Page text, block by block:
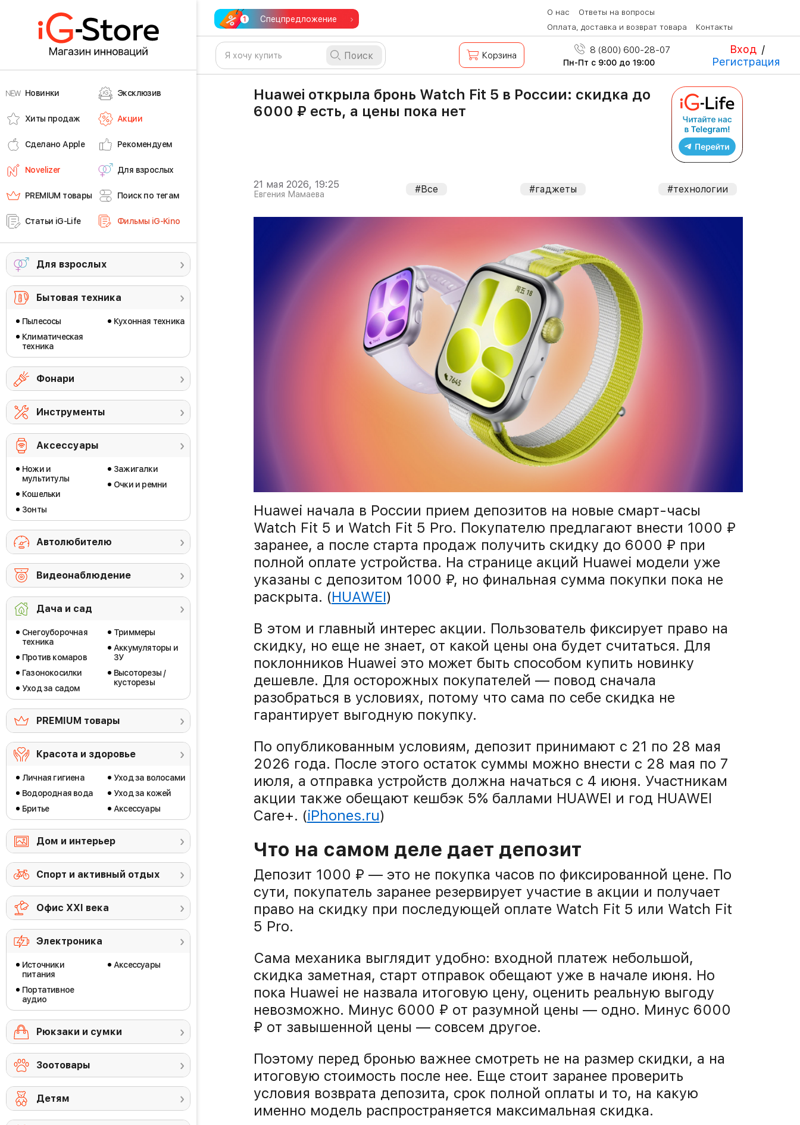
Новинки Эксклюзив
Хиты продаж Акции
Сделано Apple Рекомендуем
Novelizer Для взрослых
PREMIUM товары Поиск по тегам
Статьи iG-Life Фильмы iG-Kino
Для взрослых
Бытовая техника
Пылесосы
Климатическая
техника
Кухонная техника
Фонари
Инструменты
Аксессуары
Ножи и
мультитулы
Кошельки
Зонты
Зажигалки
Очки и ремни
Автолюбителю
Видеонаблюдение
Дача и сад
Снегоуборочная
техника
Против комаров
Газонокосилки
Уход за садом
Триммеры
Аккумуляторы и
ЗУ
Высоторезы /
кусторезы
PREMIUM товары
Красота и здоровье
Личная гигиена
Водородная вода
Бритье
Уход за волосами
Уход за кожей
Аксессуары
Дом и интерьер
Спорт и активный отдых
Офис ХХI века
Электроника
Источники
питания
Портативное
аудио
Аксессуары
Рюкзаки и сумки
Зоотовары
Детям
Спецпредложение
О нас
Ответы на вопросы
Оплата, доставка и возврат товара
Контакты
Поиск Корзина 8 (800) 600-28-07
Пн-Пт с 9:00 до 19:00
Вход /
Регистрация
Huawei открыла бронь Watch Fit 5 в России: скидка до
6000 ₽ есть, а цены пока нет
21 мая 2026, 19:25
Евгения Мамаева #Все #гаджеты #технологии
Huawei начала в России прием депозитов на новые смарт-часы
Watch Fit 5 и Watch Fit 5 Pro. Покупателю предлагают внести 1000 ₽
заранее, а после старта продаж получить скидку до 6000 ₽ при
полной оплате устройства. На странице акций Huawei модели уже
указаны с депозитом 1000 ₽, но финальная сумма покупки пока не
раскрыта. (HUAWEI)
В этом и главный интерес акции. Пользователь фиксирует право на
скидку, но еще не знает, от какой цены она будет считаться. Для
поклонников Huawei это может быть способом купить новинку
дешевле. Для осторожных покупателей — повод сначала
разобраться в условиях, потому что сама по себе скидка не
гарантирует выгодную покупку.
По опубликованным условиям, депозит принимают с 21 по 28 мая
2026 года. После этого остаток суммы можно внести с 28 мая по 7
июля, а отправка устройств должна начаться с 4 июня. Участникам
акции также обещают кешбэк 5% баллами HUAWEI и год HUAWEI
Care+. (iPhones.ru)
Что на самом деле дает депозит
Депозит 1000 ₽ — это не покупка часов по фиксированной цене. По
сути, покупатель заранее резервирует участие в акции и получает
право на скидку при последующей оплате Watch Fit 5 или Watch Fit
5 Pro.
Сама механика выглядит удобно: входной платеж небольшой,
скидка заметная, старт отправок обещают уже в начале июня. Но
пока Huawei не назвала итоговую цену, оценить реальную выгоду
невозможно. Минус 6000 ₽ от разумной цены — одно. Минус 6000
₽ от завышенной цены — совсем другое.
Поэтому перед бронью важнее смотреть не на размер скидки, а на
итоговую стоимость после нее. Еще стоит заранее проверить
условия возврата депозита, срок полной оплаты и то, на какую
именно модель распространяется максимальная скидка.